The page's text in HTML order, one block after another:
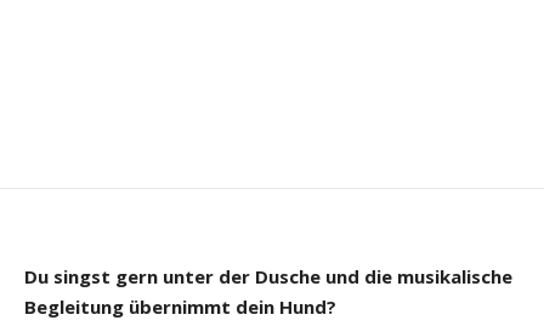
Du singst gern unter der Dusche und die musikalische
Begleitung übernimmt dein Hund?